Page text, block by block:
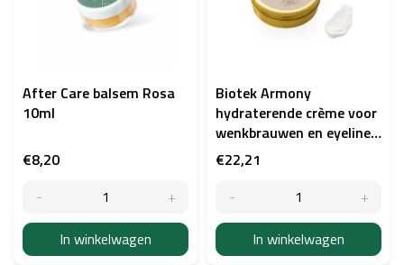
After Care balsem Rosa
10ml
€8,20
In winkelwagen
Biotek Armony
hydraterende crème voor
wenkbrauwen en eyeliner
- 100ml
€22,21
In winkelwagen